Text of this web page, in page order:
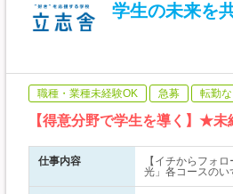
学生の未来を
職種・業種未経験OK 急募 転勤な
【得意分野で学生を導く】★
仕事内容
【イチからフォ
光」各コースのい